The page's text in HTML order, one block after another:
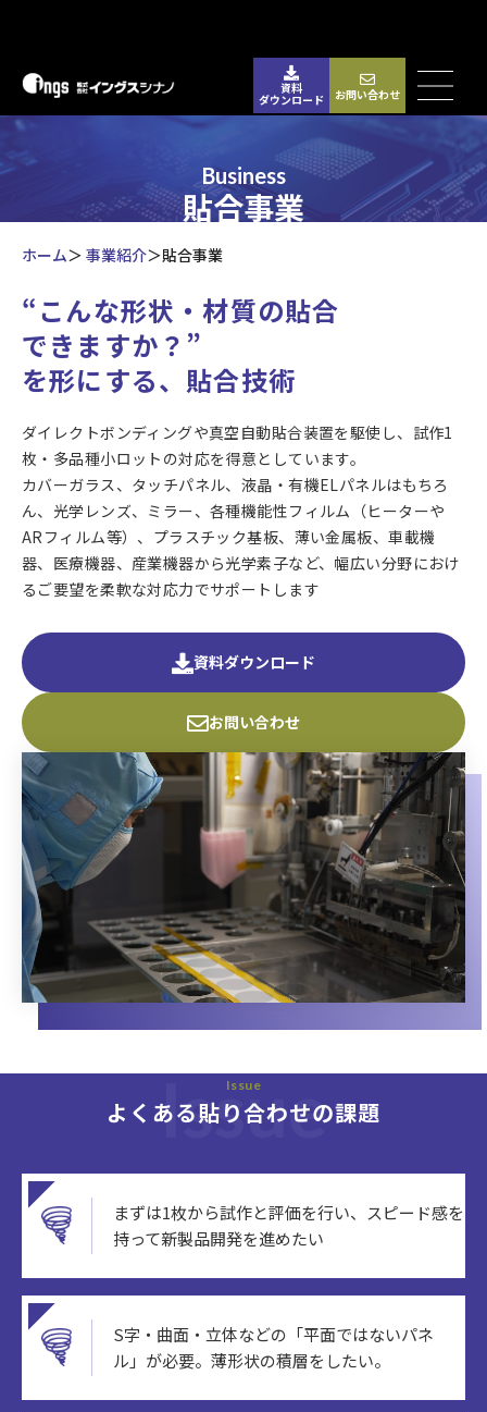
資料
ダウンロード お問い合わせ
Business
貼合事業
ホーム 事業紹介 貼合事業
“こんな形状・材質の貼合
できますか？”
を形にする、貼合技術
ダイレクトボンディングや真空自動貼合装置を駆使し、試作1
枚・多品種小ロットの対応を得意としています。
カバーガラス、タッチパネル、液晶・有機ELパネルはもちろ
ん、光学レンズ、ミラー、各種機能性フィルム（ヒーターや
ARフィルム等）、プラスチック基板、薄い金属板、車載機
器、医療機器、産業機器から光学素子など、幅広い分野におけ
るご要望を柔軟な対応力でサポートします
資料ダウンロード
お問い合わせ
Issue
Issue
よくある貼り合わせの課題
まずは1枚から試作と評価を行い、スピード感を
持って新製品開発を進めたい
S字・曲面・立体などの「平面ではないパネ
ル」が必要。薄形状の積層をしたい。